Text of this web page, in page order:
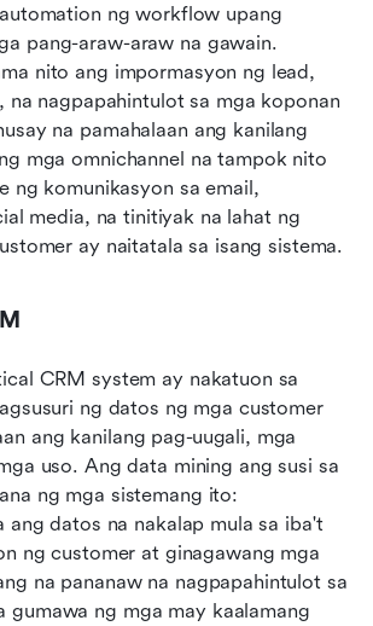
ng workflow upang
pang-araw-araw na gawain.
nito ang impormasyon ng lead,
nagpapahintulot sa mga koponan
na pamahalaan ang kanilang
mga omnichannel na tampok nito
ng komunikasyon sa email,
media, na tinitiyak na lahat ng
ay naitatala sa isang sistema.
CRM system ay nakatuon sa
ng datos ng mga customer
ang kanilang pag-uugali, mga
uso. Ang data mining ang susi sa
ng mga sistemang ito:
ang datos na nakalap mula sa iba't
ng customer at ginagawang mga
na pananaw na nagpapahintulot sa
gumawa ng mga may kaalamang